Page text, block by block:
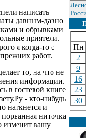
написать
давным-давно
и обрывками
приятели.
я когда-то с
работ.
то, на что не
информации.
в гостевой книге
- кто-нибудь
наткнется и
ниточка
изменит вашу
Пн
2
9
16
23
30